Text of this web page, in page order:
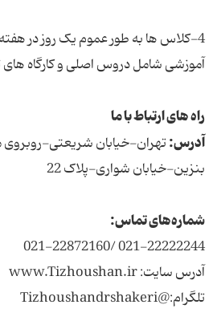
4-کلاس ها به طور عموم یک روز در
آموزشی شامل دروس اصلی و کارگاه
راه های ارتباط با ما
آدرس:تهران-خیابان شریعتی-
بنزین-خیابان شواری-پلاک 22
شماره‌های تماس:
22222244-021 /22872160-021
آدرس سایت: www.Tizhoushan.ir
تلگرام:@Tizhoushandrshakeri